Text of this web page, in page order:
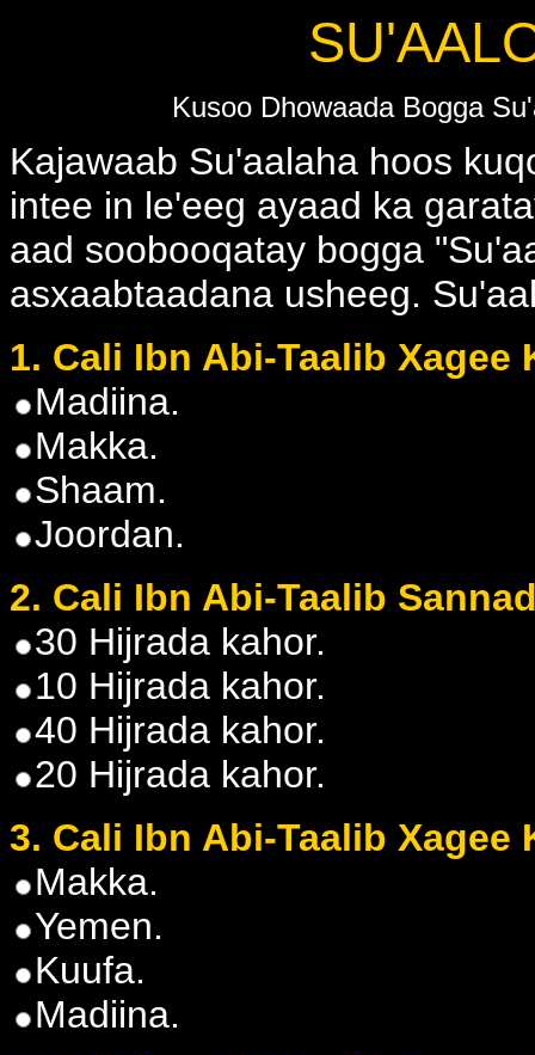
Kusoo Dhowaada Bogga
Kajawaab Su'aalaha hoos
intee in le'eeg ayaad ka
aad soobooqatay bogga
asxaabtaadana usheeg.
1. Cali Ibn Abi-Taalib Xagee
Madiina.
Makka.
Shaam.
Joordan.
2. Cali Ibn Abi-Taalib
30 Hijrada kahor.
10 Hijrada kahor.
40 Hijrada kahor.
20 Hijrada kahor.
3. Cali Ibn Abi-Taalib Xagee
Makka.
Yemen.
Kuufa.
Madiina.